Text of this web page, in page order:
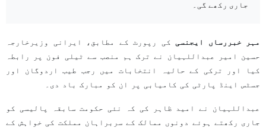
جاری رکھے گی۔
مہر خبررساں ایجنسی کی رپورٹ کے مطابق، ایرانی وزیرخارجہ
حسین امیر عبداللہیان نے ترک ہم منصب سے ٹیلی فون پر رابطہ
کیا اور ترکی کے حالیہ انتخابات میں رجب طیب اردوگان اور
جسٹس اینڈ پارٹی کی کامیابی پر ان کو مبارک باد دی۔
عبداللہیان نے امید ظاہر کی کہ نئی حکومت سابقہ پالیسی کو
جاری رکھتے ہوئے دونوں ممالک کے سربراہان مملکت کی خواہش کے